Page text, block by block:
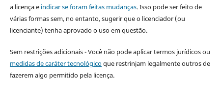
a licença e indicar se foram feitas mudanças. Isso pode ser feito de
várias formas sem, no entanto, sugerir que o licenciador (ou
licenciante) tenha aprovado o uso em questão.
Sem restrições adicionais - Você não pode aplicar termos jurídicos ou
medidas de caráter tecnológicoque restrinjam legalmente outros de
fazerem algo permitido pela licença.